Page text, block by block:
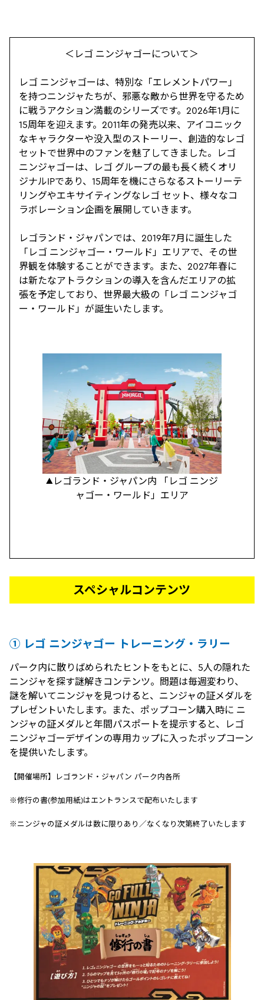
＜レゴ ニンジャゴーについて＞
レゴ ニンジャゴーは、特別な「エレメントパワー」
を持つニンジャたちが、邪悪な敵から世界を守るため
に戦うアクション満載のシリーズです。2026年1月に
15周年を迎えます。2011年の発売以来、アイコニック
なキャラクターや没入型のストーリー、創造的なレゴ
セットで世界中のファンを魅了してきました。レゴ
ニンジャゴーは、レゴ グループの最も長く続くオリ
ジナルIPであり、15周年を機にさらなるストーリーテ
リングやエキサイティングなレゴ セット、様々なコ
ラボレーション企画を展開していきます。
レゴランド・ジャパンでは、2019年7月に誕生した
「レゴ ニンジャゴー・ワールド」エリアで、その世
界観を体験することができます。また、2027年春に
は新たなアトラクションの導入を含んだエリアの拡
張を予定しており、世界最大級の「レゴ ニンジャゴ
ー・ワールド」が誕生いたします。
▲レゴランド・ジャパン内 「レゴ ニンジ
ャゴー・ワールド」エリア
スペシャルコンテンツ
① レゴ ニンジャゴー トレーニング・ラリー
パーク内に散りばめられたヒントをもとに、5人の隠れた
ニンジャを探す謎解きコンテンツ。問題は毎週変わり、
謎を解いてニンジャを見つけると、ニンジャの証メダルを
プレゼントいたします。また、ポップコーン購入時に ニ
ンジャの証メダルと年間パスポートを提示すると、レゴ
ニンジャゴーデザインの専用カップに入ったポップコーン
を提供いたします。
【開催場所】レゴランド・ジャパン パーク内各所
※修行の書(参加用紙)はエントランスで配布いたします
※ニンジャの証メダルは数に限りあり／なくなり次第終了いたします